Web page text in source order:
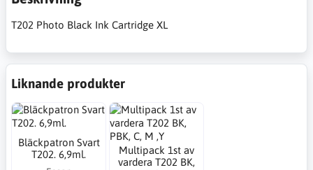
T202 Photo Black Ink Cartridge XL
Liknande produkter
Bläckpatron Svart
T202. 6,9ml.
Multipack 1st av
vardera T202 BK,